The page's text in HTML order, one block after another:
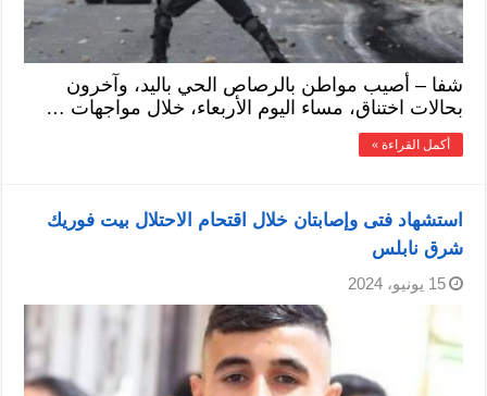
شفا – أصيب مواطن بالرصاص الحي باليد، وآخرون
بحالات اختناق، مساء اليوم الأربعاء، خلال مواجهات …
أكمل القراءة »
استشهاد فتى وإصابتان خلال اقتحام الاحتلال بيت فوريك
شرق نابلس
15 يونيو، 2024